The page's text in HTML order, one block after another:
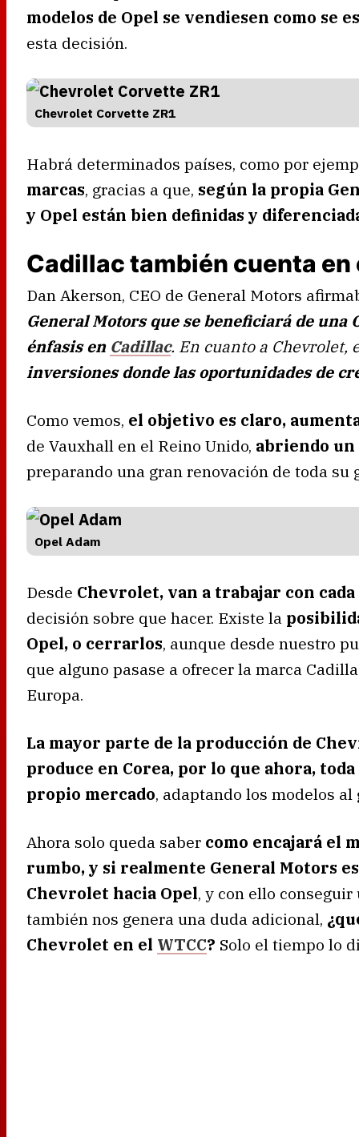
modelos de Opel se vendiesen como se
esta decisión.
Chevrolet Corvette ZR1
Habrá determinados países, como por
marcas, gracias a que, según la propia
y Opel están bien definidas y
Cadillac también cuenta
Dan Akerson, CEO de General Motors
General Motors que se beneficiará de
énfasis en Cadillac. En cuanto a Chevrolet,
inversiones donde las oportunidades de
Como vemos, el objetivo es claro,
de Vauxhall en el Reino Unido, abriendo un
preparando una gran renovación de toda su
Opel Adam
Desde Chevrolet, van a trabajar con
decisión sobre que hacer. Existe la
Opel, o cerrarlos, aunque desde nuestro
que alguno pasase a ofrecer la marca
Europa.
La mayor parte de la producción de
produce en Corea, por lo que ahora,
propio mercado, adaptando los modelos
Ahora solo queda saber como encajará el
rumbo, y si realmente General Motors
Chevrolet hacia Opel, y con ello
también nos genera una duda adicional,
Chevrolet en el WTCC? Solo el tiempo lo